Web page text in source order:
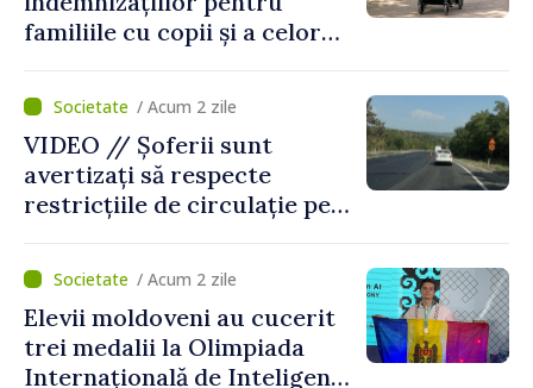
familiile cu copii și a celor
temporară de muncă
/ Acum 2 zile
VIDEO // Șoferii sunt
avertizați să respecte
restricțiile de circulație pe
desfășoară lucrări de
reparație / Acum 2 zile
Elevii moldoveni au cucerit
trei medalii la Olimpiada
Internațională de Inteligență